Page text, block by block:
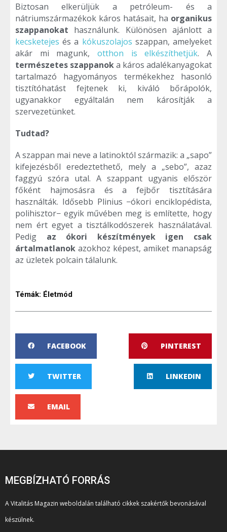
Biztosan elkerüljük a petróleum- és a
nátriumszármazékok káros hatásait, ha organikus
szappanokat használunk. Különösen ajánlott a
kecsketejes és a kókuszolajos szappan, amelyeket
akár mi magunk, otthon is elkészíthetjük. A
természetes szappanoka káros adalékanyagokat
tartalmazó hagyományos termékekhez hasonló
tisztítóhatást fejtenek ki, kiváló bőrápolók,
ugyanakkor egyáltalán nem károsítják a
szervezetünket.
Tudtad?
A szappan mai neve a latinoktól származik: a „sapo”
kifejezésből eredeztethető, mely a „sebo”, azaz
faggyú szóra utal. A szappant ugyanis először
főként hajmosásra és a fejbőr tisztítására
használták. Idősebb Plinius −ókori enciklopédista,
polihisztor− egyik művében meg is említette, hogy
nem ért egyet a tisztálkodószerek használatával.
Pedig az ókori készítmények igen csak
ártalmatlanok azokhoz képest, amiket manapság
az üzletek polcain tálalunk.
Témák: Életmód
FACEBOOK PINTEREST
TWITTER LINKEDIN
EMAIL
MEGBÍZHATÓ FORRÁS
A Vitalitás Magazin weboldalán található cikkek szakértők bevonásával
készülnek.